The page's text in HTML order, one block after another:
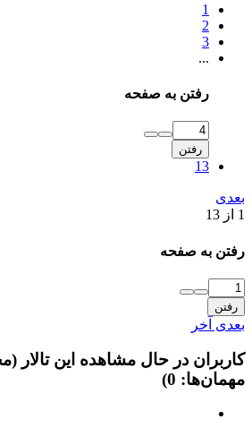
1
2
3
...
رفتن به صفحه
رفتن
13
بعدی
1 از 13
رفتن به صفحه
رفتن
بعدی آخر
مهمان‌ها: 0)